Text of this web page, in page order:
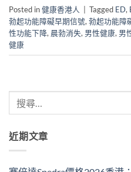
Posted in健康香港人 | Tagged ED,
勃起功能障礙早期信號, 勃起功能障
性功能下降, 晨勃消失, 男性健康, 男
健康
近期文章